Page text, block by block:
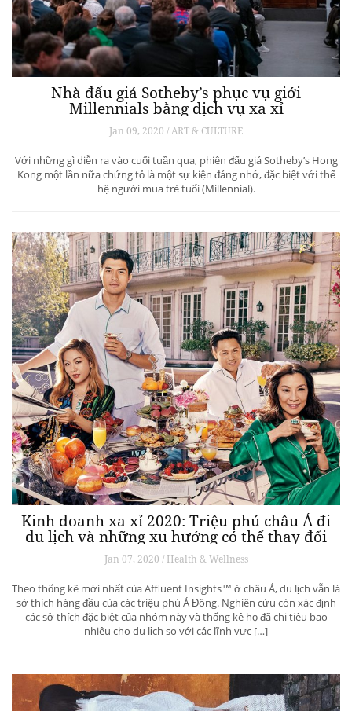
Nhà đấu giá Sotheby’s phục vụ giới
Millennials bằng dịch vụ xa xỉ
Jan 09, 2020 / ART & CULTURE
Với những gì diễn ra vào cuối tuần qua, phiên đấu giá Sotheby’s Hong
Kong một lần nữa chứng tỏ là một sự kiện đáng nhớ, đặc biệt với thế
hệ người mua trẻ tuổi (Millennial).
Kinh doanh xa xỉ 2020: Triệu phú châu Á đi
du lịch và những xu hướng có thể thay đổi
ngành du lịch thượng lưu
Jan 07, 2020 / Health & Wellness
Theo thống kê mới nhất của Affluent Insights™ ở châu Á, du lịch vẫn là
sở thích hàng đầu của các triệu phú Á Đông. Nghiên cứu còn xác định
các sở thích đặc biệt của nhóm này và thống kê họ đã chi tiêu bao
nhiêu cho du lịch so với các lĩnh vực […]